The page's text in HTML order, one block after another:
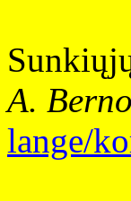
A.
lange/